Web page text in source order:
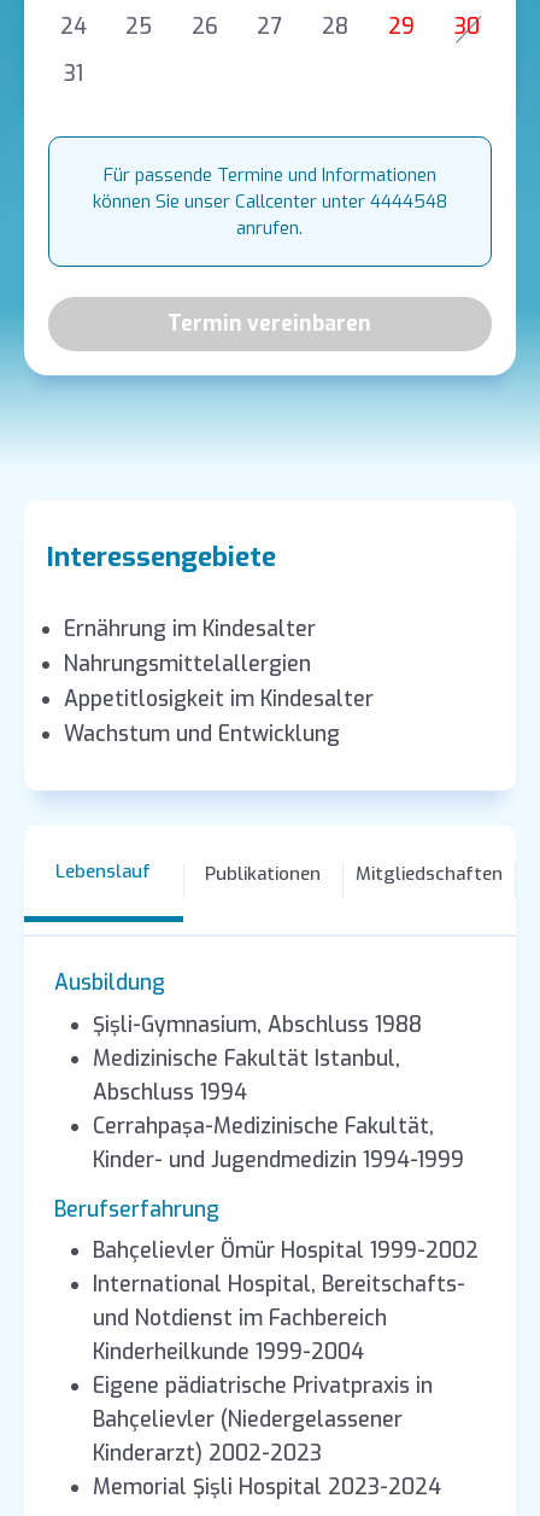
24
25 26 27 28 29
30
31
Für passende Termine und Informationen
können Sie unser Callcenter unter 4444548
anrufen.
Termin vereinbaren
Interessengebiete
Ernährung im Kindesalter
Nahrungsmittelallergien
Appetitlosigkeit im Kindesalter
Wachstum und Entwicklung
Lebenslauf Publikationen Mitgliedschaften
Ausbildung
Şişli-Gymnasium, Abschluss 1988
Medizinische Fakultät Istanbul,
Abschluss 1994
Cerrahpaşa-Medizinische Fakultät,
Kinder- und Jugendmedizin 1994-1999
Berufserfahrung
Bahçelievler Ömür Hospital 1999-2002
International Hospital, Bereitschafts-
und Notdienst im Fachbereich
Kinderheilkunde 1999-2004
Eigene pädiatrische Privatpraxis in
Bahçelievler (Niedergelassener
Kinderarzt) 2002-2023
Memorial Şişli Hospital 2023-2024